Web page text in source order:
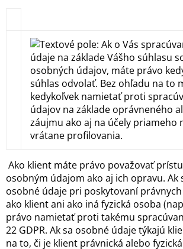
Ako klient máte právo považovať
osobným údajom ako aj ich opravu. Ak
osobné údaje pri poskytovaní
ako klient ani ako iná fyzická osoba
právo namietať proti takému
22 GDPR. Ak sa osobné údaje týkajú
na to, či je klient právnická alebo